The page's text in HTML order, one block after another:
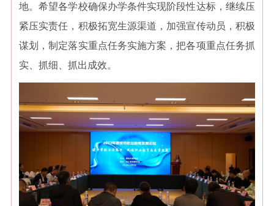
地。希望各学校确保办学条件实现阶段性达标，继续压
紧压实责任，积极拓宽生源渠道，加强宣传动员，积极
谋划，制定落实重点任务实施方案，把各项重点任务抓
实、抓细、抓出成效。